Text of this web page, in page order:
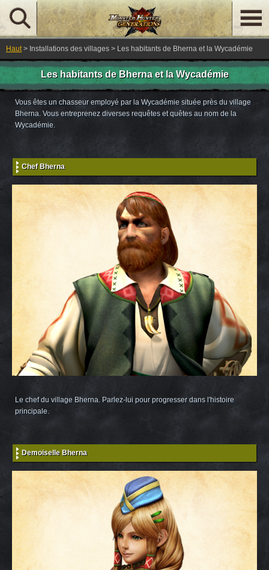
Haut> Installations des villages > Les habitants de Bherna et la Wycadémie
Les habitants de Bherna et la Wycadémie
Vous êtes un chasseur employé par la Wycadémie située près du village
Bherna. Vous entreprenez diverses requêtes et quêtes au nom de la
Wycadémie.
Chef Bherna
Le chef du village Bherna. Parlez-lui pour progresser dans l'histoire
principale.
Demoiselle Bherna